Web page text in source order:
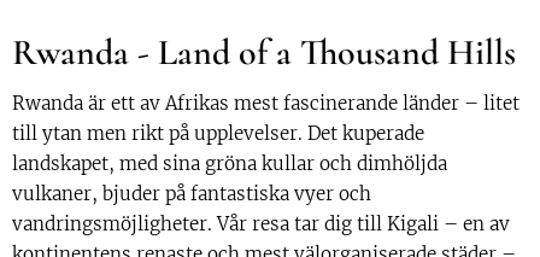
Rwanda - Land of a Thousand Hills
Rwanda är ett av Afrikas mest fascinerande länder – litet
till ytan men rikt på upplevelser. Det kuperade
landskapet, med sina gröna kullar och dimhöljda
vulkaner, bjuder på fantastiska vyer och
vandringsmöjligheter. Vår resa tar dig till Kigali – en av